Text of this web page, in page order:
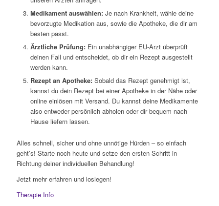
Medikament auswählen:Je nach Krankheit, wähle deine
bevorzugte Medikation aus, sowie die Apotheke, die dir am
besten passt.
Ärztliche Prüfung:Ein unabhängiger EU-Arzt überprüft
deinen Fall und entscheidet, ob dir ein Rezept ausgestellt
werden kann.
Rezept an Apotheke:Sobald das Rezept genehmigt ist,
kannst du dein Rezept bei einer Apotheke in der Nähe oder
online einlösen mit Versand. Du kannst deine Medikamente
also entweder persönlich abholen oder dir bequem nach
Hause liefern lassen.
Alles schnell, sicher und ohne unnötige Hürden – so einfach
geht’s! Starte noch heute und setze den ersten Schritt in
Richtung deiner individuellen Behandlung!
Jetzt mehr erfahren und loslegen!
Therapie Info